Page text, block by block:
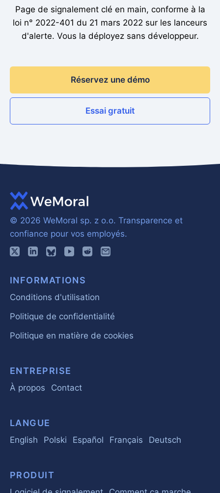
Page de signalement clé en main, conforme à la
loi n° 2022-401 du 21 mars 2022 sur les lanceurs
d'alerte. Vous la déployez sans développeur.
Réservez une démo
Essai gratuit
© 2026 WeMoral sp. z o.o. Transparence et
confiance pour vos employés.
INFORMATIONS
Conditions d'utilisation
Politique de confidentialité
Politique en matière de cookies
ENTREPRISE
À propos Contact
LANGUE
English Polski Español Français Deutsch
PRODUIT